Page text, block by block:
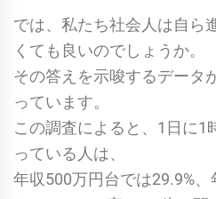
では、私たち社会人は自ら
くても良いのでしょうか。
その答えを示唆するデータ
っています。
この調査によると、1日に1
っている人は、
年収500万円台では29.9%